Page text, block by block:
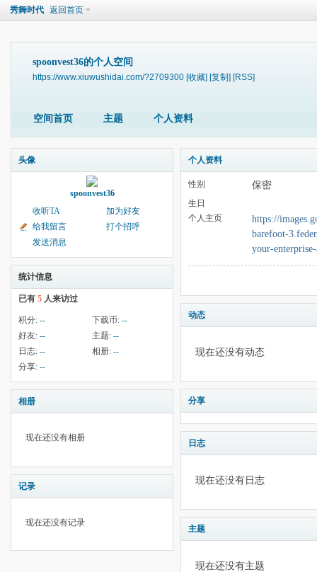
秀舞时代 返回首页
spoonvest36的个人空间
https://www.xiuwushidai.com/?2709300 [收藏] [复制] [RSS]
空间首页 主题 个人资料
头像
spoonvest36
收听TA
加为好友
给我留言
打个招呼
发送消息
统计信息
已有 5 人来访过
积分: -- 下载币: --
好友: -- 主题: --
日志: -- 相册: --
分享: --
相册
现在还没有相册
记录
现在还没有记录
个人资料
性别 保密
生日
个人主页
https://
barefoot-
your-
动态
现在还没有动态
分享
日志
现在还没有日志
主题
现在还没有主题